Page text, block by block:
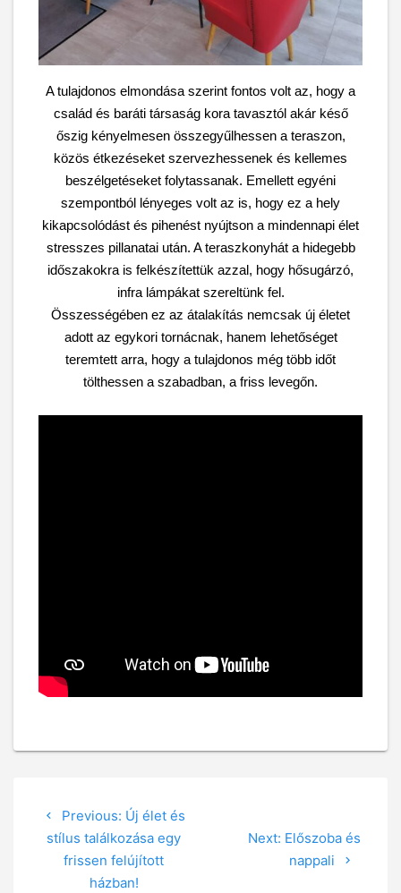
A tulajdonos elmondása szerint fontos volt az, hogy a
család és baráti társaság kora tavasztól akár késő
őszig kényelmesen összegyűlhessen a teraszon,
közös étkezéseket szervezhessenek és kellemes
beszélgetéseket folytassanak. Emellett egyéni
szempontból lényeges volt az is, hogy ez a hely
kikapcsolódást és pihenést nyújtson a mindennapi élet
stresszes pillanatai után. A teraszkonyhát a hidegebb
időszakokra is felkészítettük azzal, hogy hősugárzó,
infra lámpákat szereltünk fel.
Összességében ez az átalakítás nemcsak új életet
adott az egykori tornácnak, hanem lehetőséget
teremtett arra, hogy a tulajdonos még több időt
tölthessen a szabadban, a friss levegőn.
navigáció
Previous: Previous
post:
Új élet és
stílus találkozása egy
frissen felújított
házban!
Next: Next
post:
Előszoba és
nappali